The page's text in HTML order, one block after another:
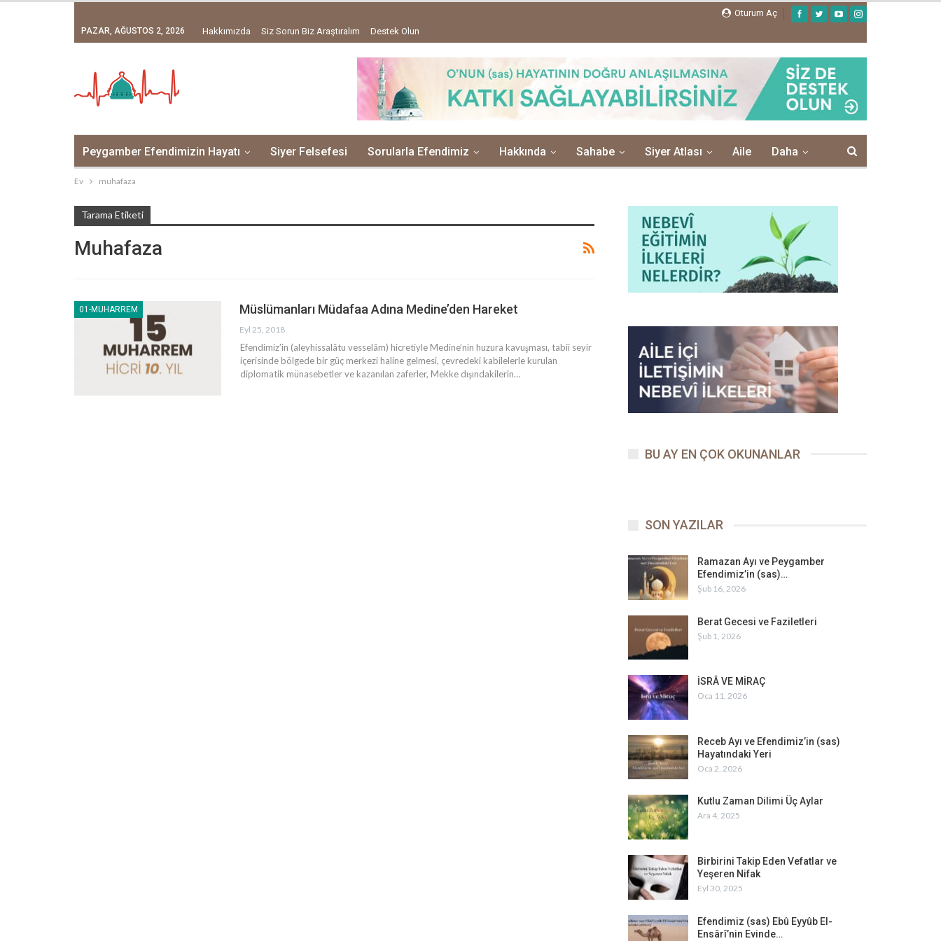
Oturum Aç
PAZAR, AĞUSTOS 2, 2026 Hakkımızda Siz Sorun Biz Araştıralım Destek Olun
Peygamber Efendimizin Hayatı Siyer Felsefesi Sorularla Efendimiz Hakkında Sahabe Siyer Atlası Aile Daha
Ev muhafaza
Tarama Etiketi
Muhafaza
01-MUHARREM Müslümanları Müdafaa Adına Medine’den Hareket
Eyl 25, 2018
Efendimiz’in (aleyhissalâtu vesselâm) hicretiyle Medine’nin huzura kavuşması, tabii seyir
içerisinde bölgede bir güç merkezi haline gelmesi, çevredeki kabilelerle kurulan
diplomatik münasebetler ve kazanılan zaferler, Mekke dışındakilerin…
BU AY EN ÇOK OKUNANLAR
SON YAZILAR
Ramazan Ayı ve Peygamber
Efendimiz’in (sas)…
Şub 16, 2026
Berat Gecesi ve Faziletleri
Şub 1, 2026
İSRÂ VE MİRAÇ
Oca 11, 2026
Receb Ayı ve Efendimiz’in (sas)
Hayatındaki Yeri
Oca 2, 2026
Kutlu Zaman Dilimi Üç Aylar
Ara 4, 2025
Birbirini Takip Eden Vefatlar ve
Yeşeren Nifak
Eyl 30, 2025
Efendimiz (sas) Ebû Eyyûb El-
Ensârî’nin Evinde…